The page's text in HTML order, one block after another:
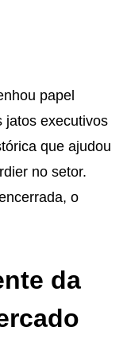
papel
jatos executivos
que ajudou
no setor.
o
da